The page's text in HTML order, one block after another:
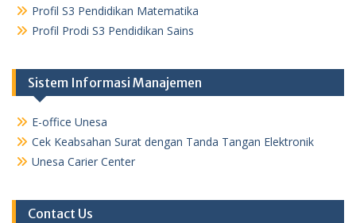
Profil S3 Pendidikan Matematika
Profil Prodi S3 Pendidikan Sains
Sistem Informasi Manajemen
E-office Unesa
Cek Keabsahan Surat dengan Tanda Tangan Elektronik
Unesa Carier Center
Contact Us